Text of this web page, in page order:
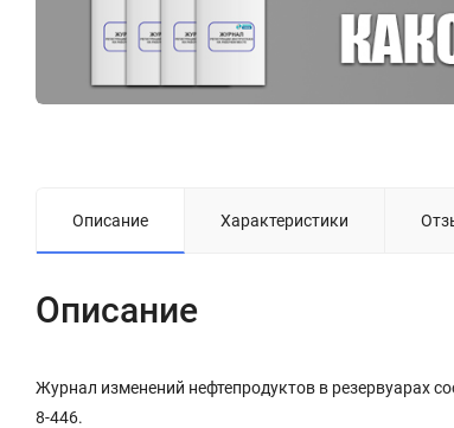
Описание Характеристики
Описание
Журнал изменений нефтепродуктов в резервуарах
8-446.